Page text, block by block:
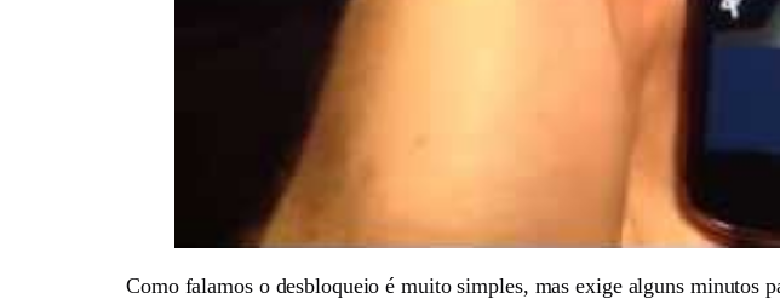
Como falamos o desbloqueio é muito simples, mas exige alguns minutos